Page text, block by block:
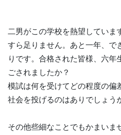
二男がこの学校を熱望していま
すら足りません。あと一年、で
りです。合格された皆様、六年
ごされましたか？
模試は何を受けてどの程度の偏
社会を投げるのはありでしょう
その他些細なことでもかまいま